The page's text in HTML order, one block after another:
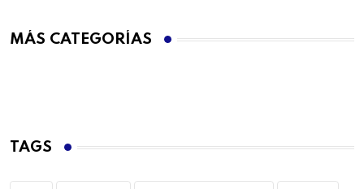
MÁS CATEGORÍAS
TAGS